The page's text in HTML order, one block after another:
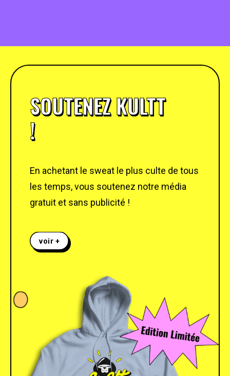
SOUTENEZ KULTT
!
En achetant le sweat le plus culte de tous
les temps, vous soutenez notre média
gratuit et sans publicité !
voir +